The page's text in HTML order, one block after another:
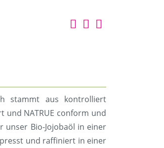
stammt aus kontrolliert
und NATRUE conform und
unser Bio-Jojobaöl in einer
und raffiniert in einer